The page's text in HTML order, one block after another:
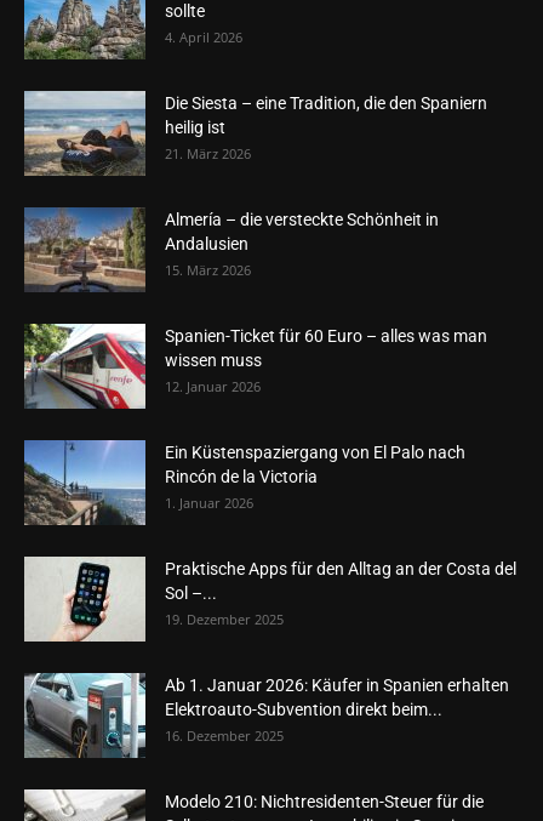
sollte
4. April 2026
Die Siesta – eine Tradition, die den Spaniern
heilig ist
21. März 2026
Almería – die versteckte Schönheit in
Andalusien
15. März 2026
Spanien-Ticket für 60 Euro – alles was man
wissen muss
12. Januar 2026
Ein Küstenspaziergang von El Palo nach
Rincón de la Victoria
1. Januar 2026
Praktische Apps für den Alltag an der Costa del
Sol –...
19. Dezember 2025
Ab 1. Januar 2026: Käufer in Spanien erhalten
Elektroauto-Subvention direkt beim...
16. Dezember 2025
Modelo 210: Nichtresidenten-Steuer für die